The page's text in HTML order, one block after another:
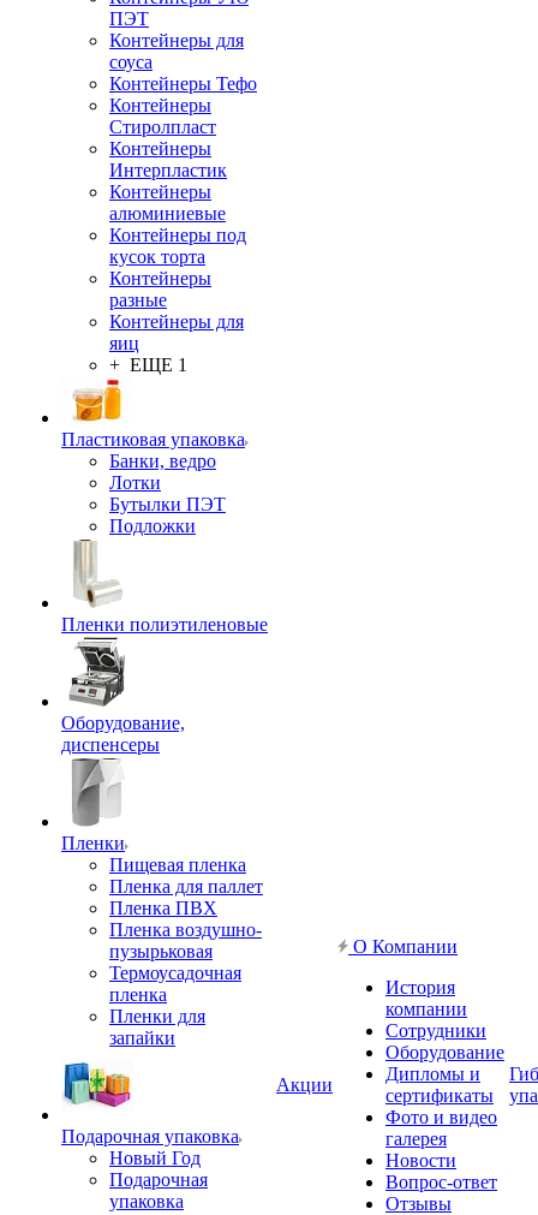
ПЭТ
Контейнеры для
соуса
Контейнеры Тефо
Контейнеры
Стиролпласт
Контейнеры
Интерпластик
Контейнеры
алюминиевые
Контейнеры под
кусок торта
Контейнеры
разные
Контейнеры для
яиц
+ ЕЩЕ 1
Пластиковая упаковка
Банки, ведро
Лотки
Бутылки ПЭТ
Подложки
Пленки полиэтиленовые
Оборудование,
диспенсеры
Пленки
Пищевая пленка
Пленка для паллет
Пленка ПВХ
Пленка воздушно-
пузырьковая
Термоусадочная
пленка
Пленки для
запайки
Подарочная упаковка
Новый Год
Подарочная
упаковка
Акции
О Компании
История
компании
Сотрудники
Оборудование
Дипломы и
сертификаты
Фото и видео
галерея
Новости
Вопрос-ответ
Отзывы